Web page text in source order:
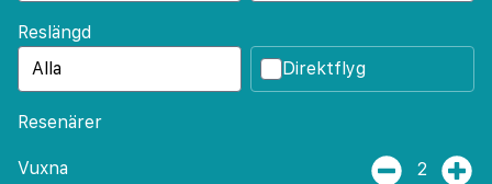
Reslängd
Direktflyg
Resenärer
Vuxna 2